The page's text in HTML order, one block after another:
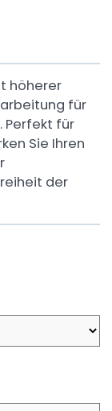
höherer
für
Perfekt für
Sie Ihren
der